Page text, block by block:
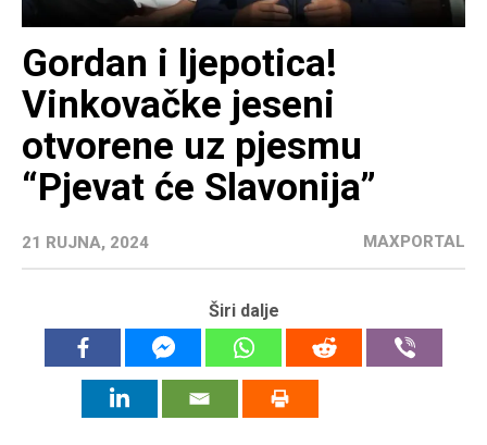
Gordan i ljepotica!
Vinkovačke jeseni
otvorene uz pjesmu
“Pjevat će Slavonija”
21 RUJNA, 2024 MAXPORTAL
Širi dalje